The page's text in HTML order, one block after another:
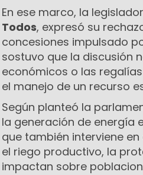
En ese marco, la
Todos, expresó su
concesiones impulsado
sostuvo que la discusión
económicos o las
el manejo de un recurso
Según planteó la
la generación de energía
que también interviene
el riego productivo, la
impactan sobre